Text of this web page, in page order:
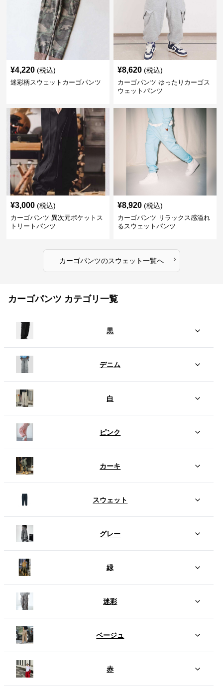
¥4,220 (税込)
迷彩柄スウェットカーゴパンツ
¥8,620 (税込)
カーゴパンツ ゆったりカーゴス
ウェットパンツ
¥3,000 (税込)
カーゴパンツ 異次元ポケットス
トリートパンツ
¥8,920 (税込)
カーゴパンツ リラックス感溢れ
るスウェットパンツ
カーゴパンツのスウェット一覧へ ›
カーゴパンツ カテゴリ一覧
黒
デニム
白
ピンク
カーキ
スウェット
グレー
緑
迷彩
ベージュ
赤